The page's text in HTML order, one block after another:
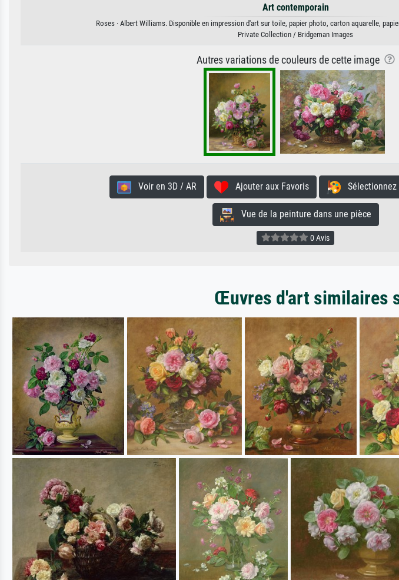
Art contemporain
Roses · Albert Williams. Disponible en impression d'art sur toile, papier photo, carton aquarelle,
Private Collection / Bridgeman Images
Autres variations de couleurs de cette image
Voir en 3D / AR Ajouter aux Favoris Sélectionnez
Vue de la peinture dans une pièce
0 Avis
Œuvres d'art similaires